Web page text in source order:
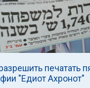
печатать
"Едиот Ахронот"